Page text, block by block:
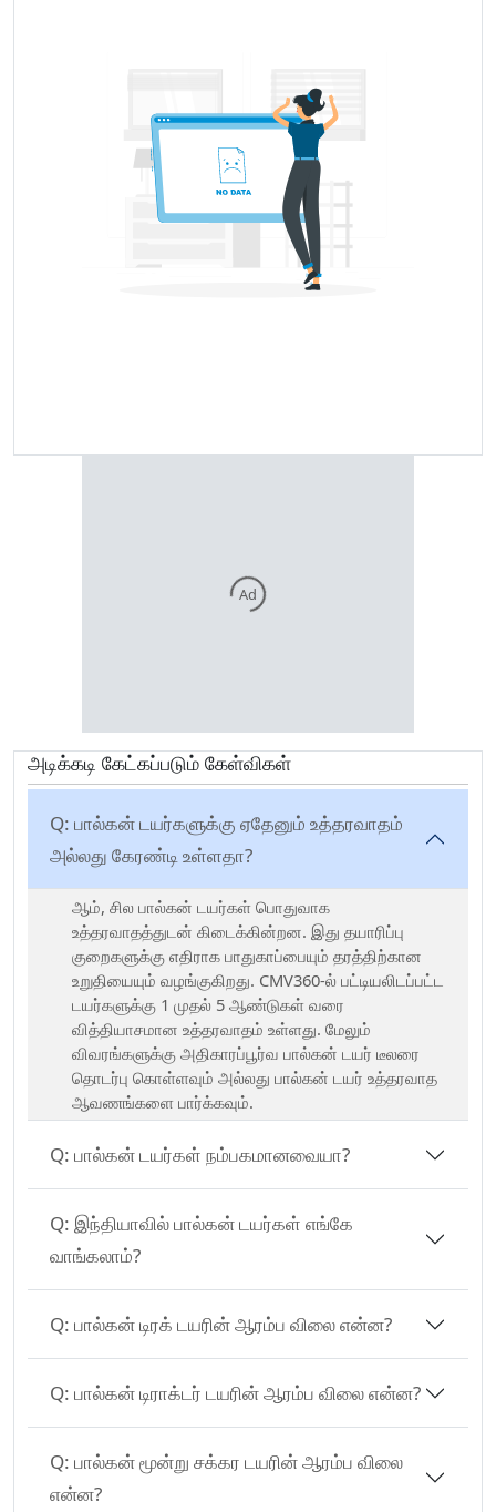
Ad
அடிக்கடி கேட்கப்படும் கேள்விகள்
Q: பால்கன் டயர்களுக்கு ஏதேனும் உத்தரவாதம்
அல்லது கேரண்டி உள்ளதா?
ஆம், சில பால்கன் டயர்கள் பொதுவாக
உத்தரவாதத்துடன் கிடைக்கின்றன. இது தயாரிப்பு
குறைகளுக்கு எதிராக பாதுகாப்பையும் தரத்திற்கான
உறுதியையும் வழங்குகிறது. CMV360-ல் பட்டியலிடப்பட்ட
டயர்களுக்கு 1 முதல் 5 ஆண்டுகள் வரை
வித்தியாசமான உத்தரவாதம் உள்ளது. மேலும்
விவரங்களுக்கு அதிகாரப்பூர்வ பால்கன் டயர் டீலரை
தொடர்பு கொள்ளவும் அல்லது பால்கன் டயர் உத்தரவாத
ஆவணங்களை பார்க்கவும்.
Q: பால்கன் டயர்கள் நம்பகமானவையா?
Q: இந்தியாவில் பால்கன் டயர்கள் எங்கே
வாங்கலாம்?
Q: பால்கன் டிரக் டயரின் ஆரம்ப விலை என்ன?
Q: பால்கன் டிராக்டர் டயரின் ஆரம்ப விலை என்ன?
Q: பால்கன் மூன்று சக்கர டயரின் ஆரம்ப விலை
என்ன?